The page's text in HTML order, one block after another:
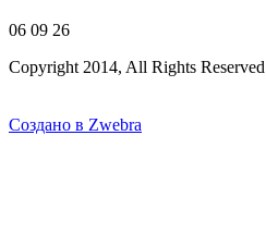
06 09 26
Copyright 2014, All Rights Reserved
Создано в Zwebra